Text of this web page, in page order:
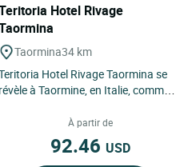
Hotel Rivage
Taormina34 km
Hotel Rivage Taormina se
révèle à Taormine, en Italie, comme
suspendue entre mer...
À partir de
92.46 USD